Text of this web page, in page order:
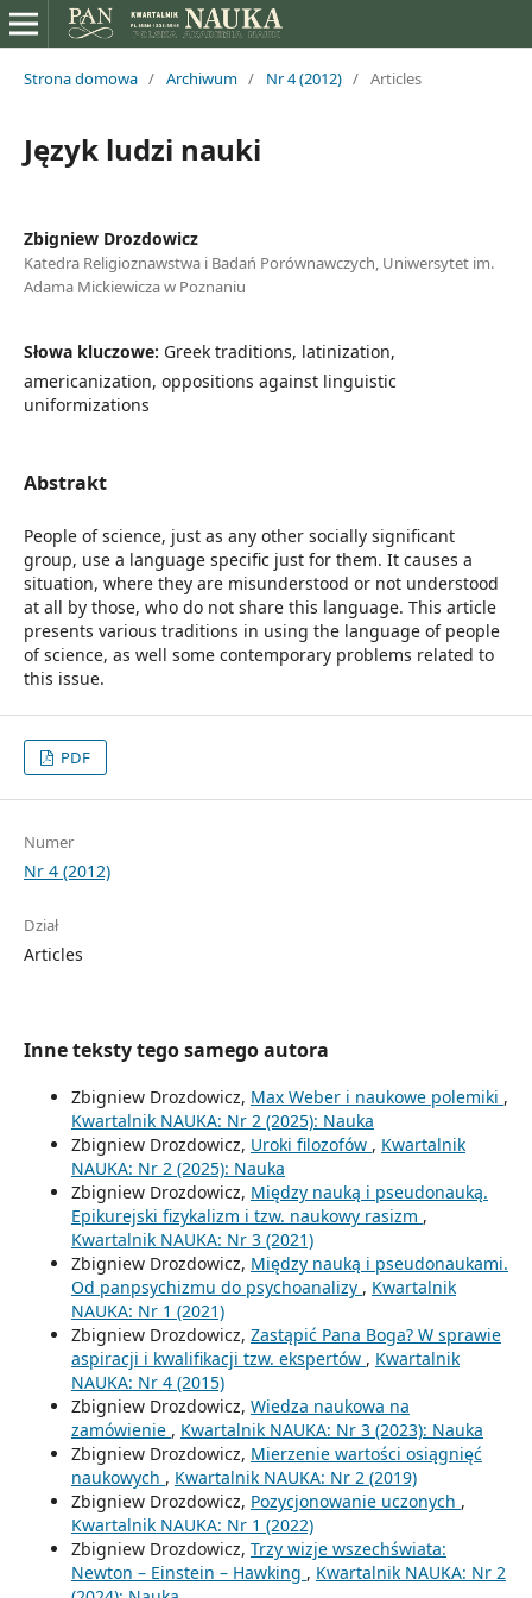
Strona domowa / Archiwum / Nr 4 (2012) / Articles
Język ludzi nauki
Zbigniew Drozdowicz
Katedra Religioznawstwa i Badań Porównawczych, Uniwersytet im.
Adama Mickiewicza w Poznaniu
Słowa kluczowe: Greek traditions, latinization,
americanization, oppositions against linguistic
uniformizations
Abstrakt
People of science, just as any other socially significant
group, use a language specific just for them. It causes a
situation, where they are misunderstood or not understood
at all by those, who do not share this language. This article
presents various traditions in using the language of people
of science, as well some contemporary problems related to
this issue.
PDF
Numer
Nr 4 (2012)
Dział
Articles
Inne teksty tego samego autora
Zbigniew Drozdowicz, Max Weber i naukowe polemiki ,
Kwartalnik NAUKA: Nr 2 (2025): Nauka
Zbigniew Drozdowicz, Uroki filozofów , Kwartalnik
NAUKA: Nr 2 (2025): Nauka
Zbigniew Drozdowicz, Między nauką i pseudonauką.
Epikurejski fizykalizm i tzw. naukowy rasizm ,
Kwartalnik NAUKA: Nr 3 (2021)
Zbigniew Drozdowicz, Między nauką i pseudonaukami.
Od panpsychizmu do psychoanalizy , Kwartalnik
NAUKA: Nr 1 (2021)
Zbigniew Drozdowicz, Zastąpić Pana Boga? W sprawie
aspiracji i kwalifikacji tzw. ekspertów , Kwartalnik
NAUKA: Nr 4 (2015)
Zbigniew Drozdowicz, Wiedza naukowa na
zamówienie , Kwartalnik NAUKA: Nr 3 (2023): Nauka
Zbigniew Drozdowicz, Mierzenie wartości osiągnięć
naukowych , Kwartalnik NAUKA: Nr 2 (2019)
Zbigniew Drozdowicz, Pozycjonowanie uczonych ,
Kwartalnik NAUKA: Nr 1 (2022)
Zbigniew Drozdowicz, Trzy wizje wszechświata:
Newton – Einstein – Hawking , Kwartalnik NAUKA: Nr 2